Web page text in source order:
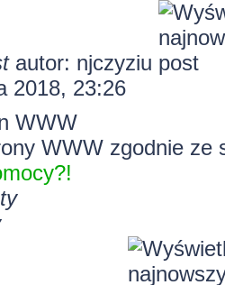
autor: njczyziu
2018, 23:26
WWW
WWW zgodnie ze